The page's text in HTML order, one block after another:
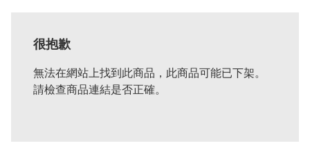
很抱歉
無法在網站上找到此商品，此商品可能已下架。
請檢查商品連結是否正確。